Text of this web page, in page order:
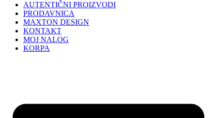
AUTENTIČNI PROIZVODI
PRODAVNICA
MAXTON DESIGN
KONTAKT
MOJ NALOG
KORPA